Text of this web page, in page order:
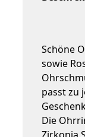
Schöne
sowie
passt zu
Die